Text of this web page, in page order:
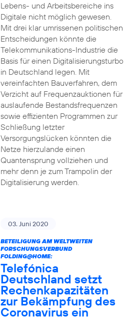
Lebens- und Arbeitsbereiche ins
Digitale nicht möglich gewesen.
Mit drei klar umrissenen politischen
Entscheidungen könnte die
Telekommunikations-Industrie die
Basis für einen Digitalisierungsturbo
in Deutschland legen. Mit
vereinfachten Bauverfahren, dem
Verzicht auf Frequenzauktionen für
auslaufende Bestandsfrequenzen
sowie effizienten Programmen zur
Schließung letzter
Versorgungslücken könnten die
Netze hierzulande einen
Quantensprung vollziehen und
mehr denn je zum Trampolin der
Digitalisierung werden.
03. Juni 2020
BETEILIGUNG AM WELTWEITEN
FORSCHUNGSVERBUND
FOLDING@HOME:
Telefónica
Deutschland setzt
Rechenkapazitäten
zur Bekämpfung des
Coronavirus ein